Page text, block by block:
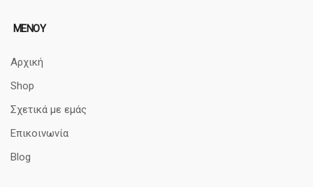
ΜΕΝΟΥ
Αρχική
Shop
Σχετικά με εμάς
Επικοινωνία
Blog